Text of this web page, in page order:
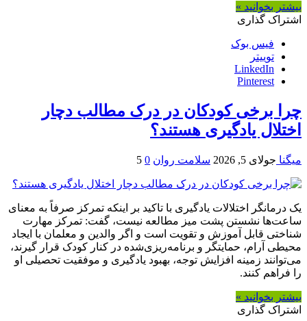
بیشتر بخوانید »
اشتراک گذاری
فیس بوک
توییتر
LinkedIn
Pinterest
چرا برخی کودکان در درک مطالب دچار
اختلال یادگیری هستند؟
میگنا جولای 5, 2026 سلامت روان 0
5
یک درمانگر اختلالات یادگیری با تاکید بر اینکه تمرکز صرفاً به معنای
ساعت‌ها نشستن پشت میز مطالعه نیست، گفت: تمرکز مهارت
شناختی قابل آموزش و تقویت است و اگر والدین و معلمان با ایجاد
محیطی آرام، حمایتگر و برنامه‌ریزی‌شده در کنار کودک قرار گیرند،
می‌توانند زمینه افزایش توجه، بهبود یادگیری و موفقیت تحصیلی او
را فراهم کنند.
بیشتر بخوانید »
اشتراک گذاری